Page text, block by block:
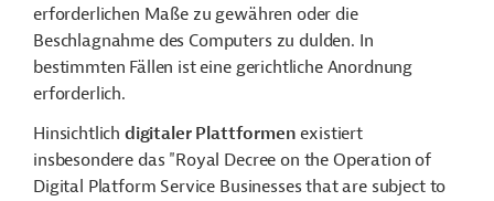
erforderlichen Maße zu gewähren oder die
Beschlagnahme des Computers zu dulden. In
bestimmten Fällen ist eine gerichtliche Anordnung
erforderlich.
Hinsichtlich digitaler Plattformen existiert
insbesondere das "Royal Decree on the Operation of
Digital Platform Service Businesses that are subject to